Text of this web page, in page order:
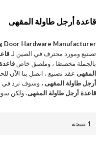
قاعدة أرجل طاولة المقهى
Door Hardware Manufacturer
تصنيع ومورد محترف في الصين لـ
بالجملة مخصصًا ، وملصق خاص
المقهى عقد تصنيع ، اتصل بنا
أرجل طاولة المقهى ، وسوف نرد في
قاعدة أرجل طاولة المقهى، ولكن
1 نتيجة